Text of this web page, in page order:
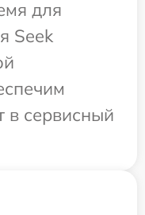
для
Seek
в сервисный